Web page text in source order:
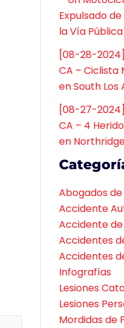
Expulsado
la Vía Pública
[08-28-
CA – Ciclista
en South Los
[08-27-
CA – 4
en
Abogados
Accidente
Accidente
Accidentes
Accidentes
Infografías
Lesiones
Lesiones
Mordidas de